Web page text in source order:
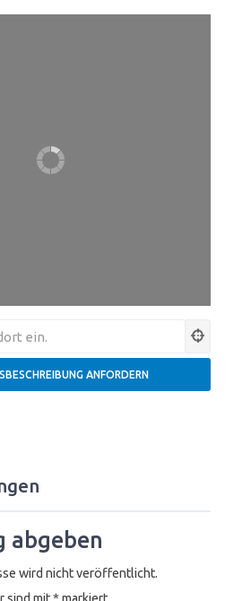
abgeben
wird nicht veröffentlicht.
sind mit*markiert